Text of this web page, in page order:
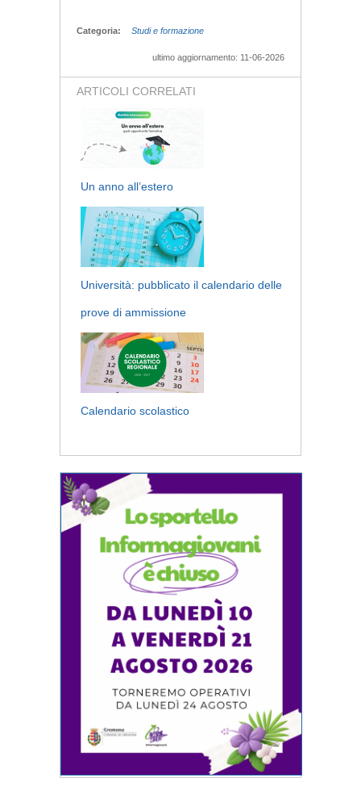
Categoria: Studi e formazione
ultimo aggiornamento: 11-06-2026
ARTICOLI CORRELATI
Un anno all’estero
Università: pubblicato il calendario delle
prove di ammissione
Calendario scolastico